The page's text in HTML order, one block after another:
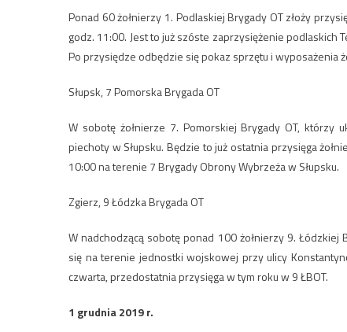
Ponad 60 żołnierzy 1. Podlaskiej Brygady OT złoży
godz. 11:00. Jest to już szóste zaprzysiężenie
Po przysiędze odbędzie się pokaz sprzętu i wyposażenia
Słupsk, 7 Pomorska Brygada OT
W sobotę żołnierze 7. Pomorskiej Brygady OT, którzy
piechoty w Słupsku. Będzie to już ostatnia przysięga
10:00 na terenie 7 Brygady Obrony Wybrzeża w Słupsku.
Zgierz, 9 Łódzka Brygada OT
W nadchodzącą sobotę ponad 100 żołnierzy 9.
się na terenie jednostki wojskowej przy ulicy
czwarta, przedostatnia przysięga w tym roku w 9 ŁBOT.
1 grudnia 2019 r.